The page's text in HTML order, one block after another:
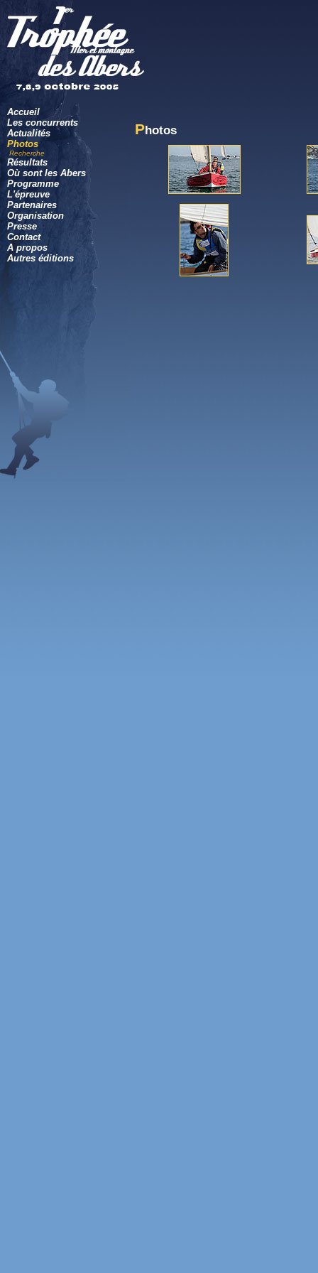
Accueil
Les concurrents
Actualités
Photos
Recherche
Résultats
Où sont les Abers
Programme
L'épreuve
Partenaires
Organisation
Presse
Contact
A propos
Autres éditions
Photos